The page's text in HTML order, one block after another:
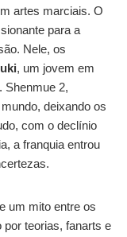
artes marciais. O
para a
Nele, os
, um jovem em
Shenmue 2,
deixando os
com o declínio
a franquia entrou
um mito entre os
por teorias, fanarts e